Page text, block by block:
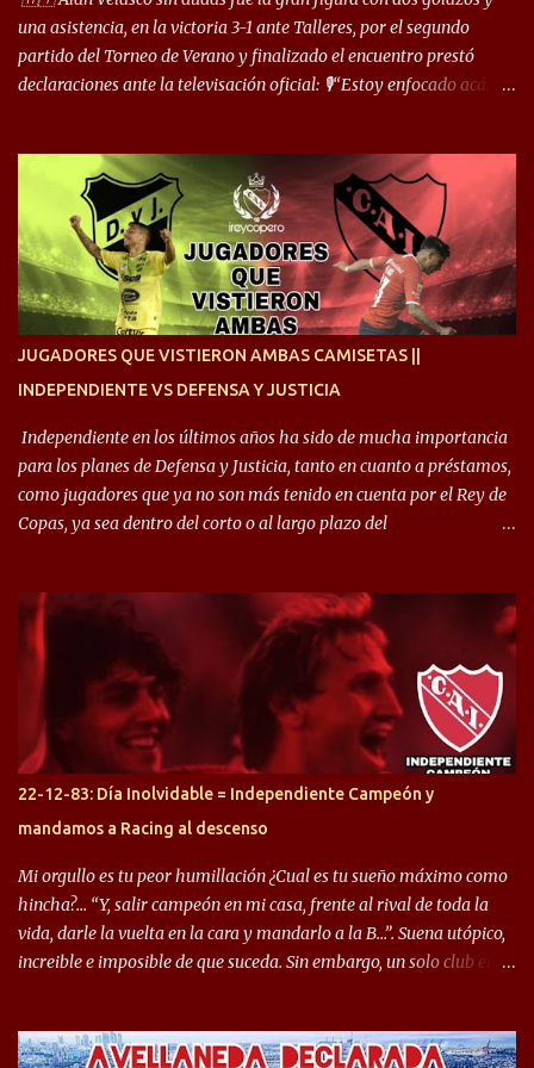
comentó: “Cuando juego de 9, obviamente me pide presionar, y
cuand...
una asistencia, en la victoria 3-1 ante Talleres, por el segundo
partido del Torneo de Verano y finalizado el encuentro prestó
declaraciones ante la televisación oficial: 🎙️“Estoy enfocado acá.
ojalá sea lo mejor para el club y para mí. Independiente va a estar
siempre en mi corazón”. 🎙️“Siempre que me tocó vestir la camiseta
quise dar lo mejor. Si me toca marcharme, estoy agradecido al
hincha”. 🎙️“El equipo hizo un gran trabajo, quedó demostrado en el
resultado. Es nuestro segundo partido, en la pretemporada nos
enfocamos en la preparación física. El grupo está encontrando la
JUGADORES QUE VISTIERON AMBAS CAMISETAS ||
INDEPENDIENTE VS DEFENSA Y JUSTICIA
Independiente en los últimos años ha sido de mucha importancia
para los planes de Defensa y Justicia, tanto en cuanto a préstamos,
como jugadores que ya no son más tenido en cuenta por el Rey de
Copas, ya sea dentro del corto o al largo plazo del
Halcón de Varela, como lo es Brian Romero, quien paso a
préstamo allí durante el último mercado de pases y ha rendido de
gran manera, convirtiendo goles importantes, sobre todo en la
copa sudamericana. Pero no sucedió lo mismo en cuanto al
rendimiento que ha producido en el Rojo. Pasando a jugadores que
jugaron en Defensa y ahora están en el rojo, tenemos a la dupla
Gastón Togni y Domingo Blanco, donde ambos explotaron
futbolísticamente hablando en el equipo de Varela, donde, por
ejemplo, el caso de Mingo llego a ser tenido en cuenta para el
Seleccionado Argentino, rendimiento que aún no ha logrado
mostrar en Independiente. En e...
22-12-83: Día Inolvidable = Independiente Campeón y
mandamos a Racing al descenso
Mi orgullo es tu peor humillación ¿Cual es tu sueño máximo como
hincha?… “Y, salir campeón en mi casa, frente al rival de toda la
vida, darle la vuelta en la cara y mandarlo a la B…”. Suena utópico,
increible e imposible de que suceda. Sin embargo, un solo club en el
campeonato del '83 año consagratorio para el Rojo y, por el otro, el